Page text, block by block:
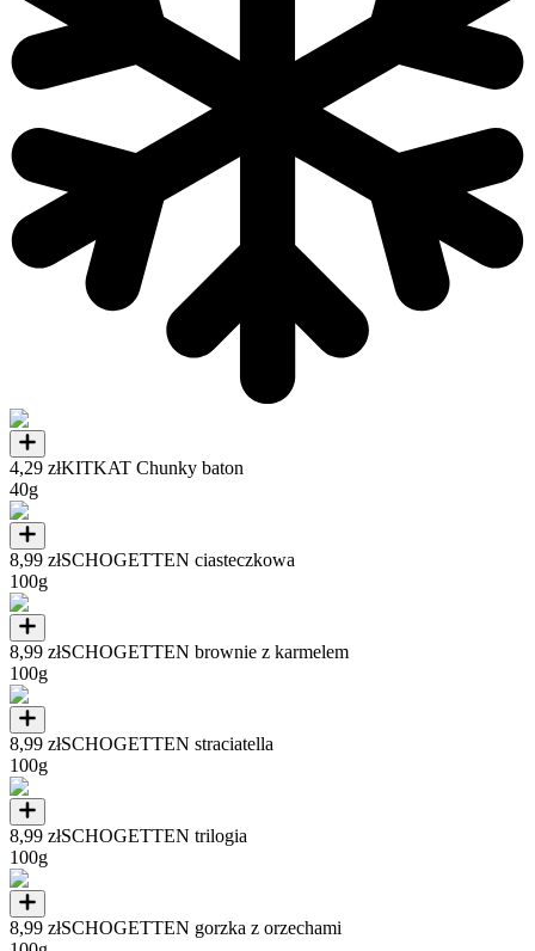
4,29 złKITKAT Chunky baton
40g
8,99 złSCHOGETTEN ciasteczkowa
100g
8,99 złSCHOGETTEN brownie z karmelem
100g
8,99 złSCHOGETTEN straciatella
100g
8,99 złSCHOGETTEN trilogia
100g
8,99 złSCHOGETTEN gorzka z orzechami